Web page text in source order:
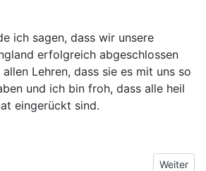
ich sagen, dass wir unsere
erfolgreich abgeschlossen
Lehren, dass sie es mit uns so
und ich bin froh, dass alle heil
eingerückt sind.
in Schule und Wirtschaft Nächster
Weiter